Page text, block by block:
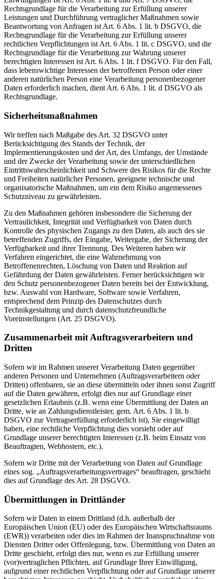
Rechtsgrundlage für die Verarbeitung zur Erfüllung unserer
Leistungen und Durchführung vertraglicher Maßnahmen sowie
Beantwortung von Anfragen ist Art. 6 Abs. 1 lit. b DSGVO, die
Rechtsgrundlage für die Verarbeitung zur Erfüllung unserer
rechtlichen Verpflichtungen ist Art. 6 Abs. 1 lit. c DSGVO, und die
Rechtsgrundlage für die Verarbeitung zur Wahrung unserer
berechtigten Interessen ist Art. 6 Abs. 1 lit. f DSGVO. Für den Fall,
dass lebenswichtige Interessen der betroffenen Person oder einer
anderen natürlichen Person eine Verarbeitung personenbezogener
Daten erforderlich machen, dient Art. 6 Abs. 1 lit. d DSGVO als
Rechtsgrundlage.
Sicherheitsmaßnahmen
Wir treffen nach Maßgabe des Art. 32 DSGVO unter
Berücksichtigung des Stands der Technik, der
Implementierungskosten und der Art, des Umfangs, der Umstände
und der Zwecke der Verarbeitung sowie der unterschiedlichen
Eintrittswahrscheinlichkeit und Schwere des Risikos für die Rechte
und Freiheiten natürlicher Personen, geeignete technische und
organisatorische Maßnahmen, um ein dem Risiko angemessenes
Schutzniveau zu gewährleisten.
Zu den Maßnahmen gehören insbesondere die Sicherung der
Vertraulichkeit, Integrität und Verfügbarkeit von Daten durch
Kontrolle des physischen Zugangs zu den Daten, als auch des sie
betreffenden Zugriffs, der Eingabe, Weitergabe, der Sicherung der
Verfügbarkeit und ihrer Trennung. Des Weiteren haben wir
Verfahren eingerichtet, die eine Wahrnehmung von
Betroffenenrechten, Löschung von Daten und Reaktion auf
Gefährdung der Daten gewährleisten. Ferner berücksichtigen wir
den Schutz personenbezogener Daten bereits bei der Entwicklung,
bzw. Auswahl von Hardware, Software sowie Verfahren,
entsprechend dem Prinzip des Datenschutzes durch
Technikgestaltung und durch datenschutzfreundliche
Voreinstellungen (Art. 25 DSGVO).
Zusammenarbeit mit Auftragsverarbeitern und
Dritten
Sofern wir im Rahmen unserer Verarbeitung Daten gegenüber
anderen Personen und Unternehmen (Auftragsverarbeitern oder
Dritten) offenbaren, sie an diese übermitteln oder ihnen sonst Zugriff
auf die Daten gewähren, erfolgt dies nur auf Grundlage einer
gesetzlichen Erlaubnis (z.B. wenn eine Übermittlung der Daten an
Dritte, wie an Zahlungsdienstleister, gem. Art. 6 Abs. 1 lit. b
DSGVO zur Vertragserfüllung erforderlich ist), Sie eingewilligt
haben, eine rechtliche Verpflichtung dies vorsieht oder auf
Grundlage unserer berechtigten Interessen (z.B. beim Einsatz von
Beauftragten, Webhostern, etc.).
Sofern wir Dritte mit der Verarbeitung von Daten auf Grundlage
eines sog. „Auftragsverarbeitungsvertrages“ beauftragen, geschieht
dies auf Grundlage des Art. 28 DSGVO.
Übermittlungen in Drittländer
Sofern wir Daten in einem Drittland (d.h. außerhalb der
Europäischen Union (EU) oder des Europäischen Wirtschaftsraums
(EWR)) verarbeiten oder dies im Rahmen der Inanspruchnahme von
Diensten Dritter oder Offenlegung, bzw. Übermittlung von Daten an
Dritte geschieht, erfolgt dies nur, wenn es zur Erfüllung unserer
(vor)vertraglichen Pflichten, auf Grundlage Ihrer Einwilligung,
aufgrund einer rechtlichen Verpflichtung oder auf Grundlage unserer